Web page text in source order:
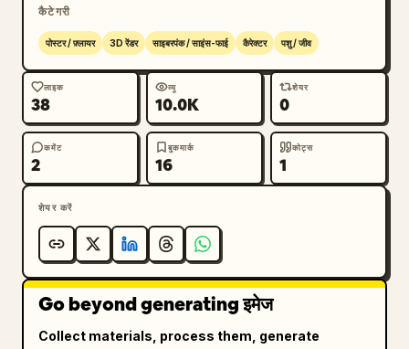
कैटेगरी
पोस्टर / फ़्लायर 3D रेंडर साइबरपंक / साइंस-फाई कैरेक्टर पशु / जीव
लाइक
38
व्यू
10.0K
शेयर
0
कमेंट
2
बुकमार्क
16
कोट्स
1
शेयर करें
Go beyond generating इमेज
Collect materials, process them, generate